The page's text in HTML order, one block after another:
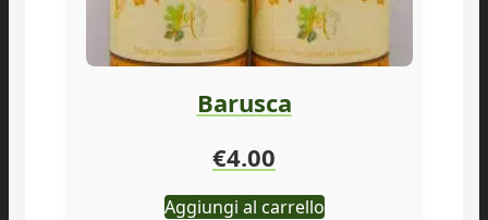
Barusca
€4.00
Aggiungi al carrello